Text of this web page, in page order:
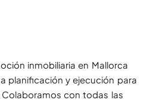
inmobiliaria en Mallorca
planificación y ejecución para
con todas las